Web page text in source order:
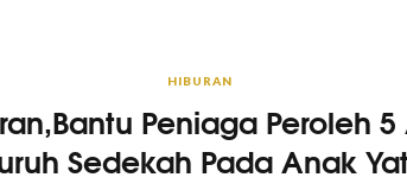
HIBURAN
Peniaga Peroleh
Sedekah Pada Anak